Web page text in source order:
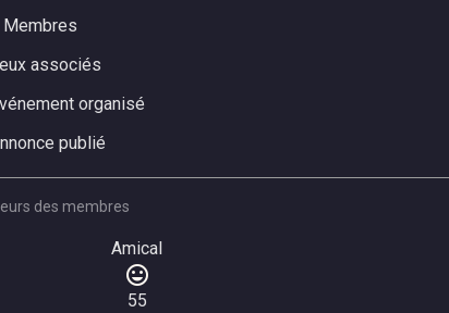
Membres
associés
organisé
publié
des membres
Amical
55